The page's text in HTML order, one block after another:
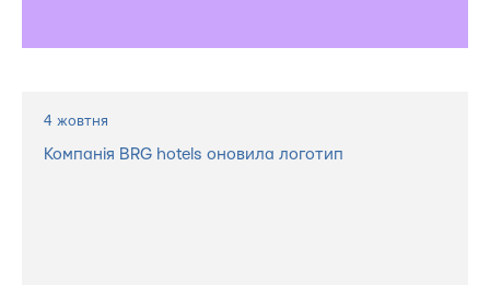
4 жовтня
Компанія BRG hotels оновила логотип